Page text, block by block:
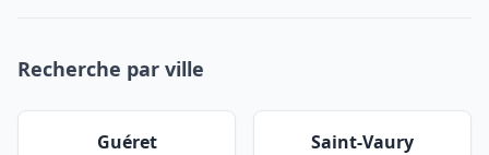
Recherche par ville
Guéret Saint-Vaury